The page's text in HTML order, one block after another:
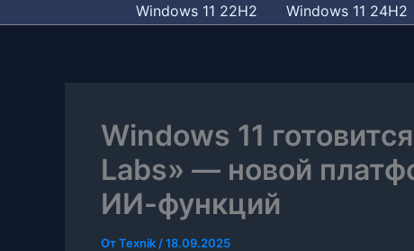
Windows 11 22H2 Windows 11 24H2
Windows 11
Labs» — новой
ИИ-функций
ОтTexnik /18.09.2025